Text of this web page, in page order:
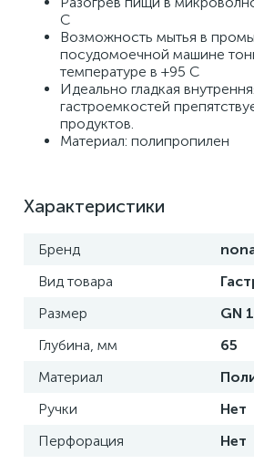
С
Возможность мытья в
посудомоечной машине
температуре в +95 С
Идеально гладкая
гастроемкостей
продуктов.
Материал: полипропилен
Характеристики
Бренд
Вид товара
Размер
GN
Глубина, мм
65
Материал
Ручки
Нет
Перфорация
Нет